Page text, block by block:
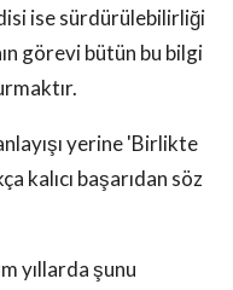
ise sürdürülebilirliği
görevi bütün bu bilgi
yerine 'Birlikte
kalıcı başarıdan söz
yıllarda şunu